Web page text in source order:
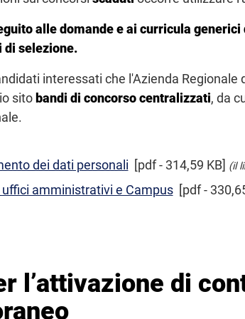
alle domande e ai curricula
di selezione.
interessati che l'Azienda
sito bandi di concorso centralizzati, da
dei dati personali [pdf - 314,59 KB] (il
amministrativi e Campus[pdf -
l’attivazione di